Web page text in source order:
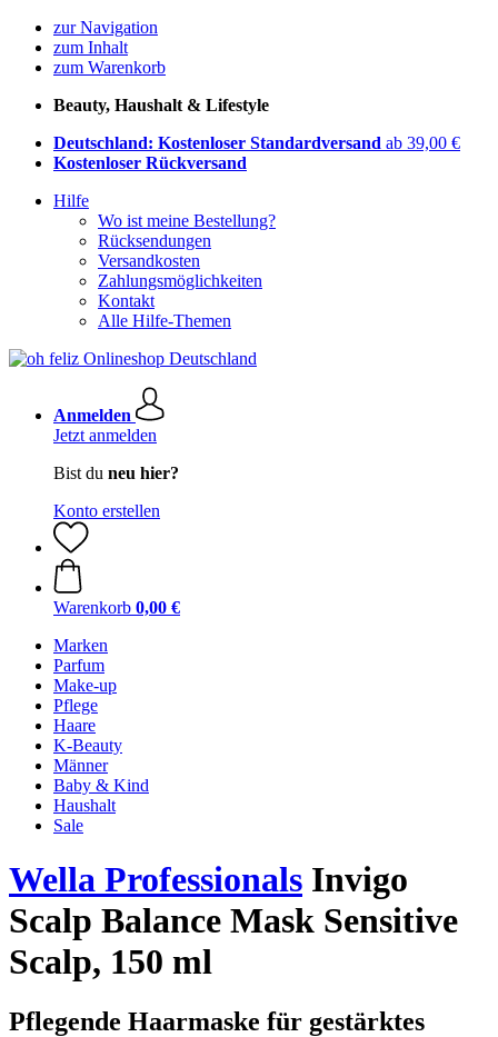
zur Navigation
zum Inhalt
zum Warenkorb
Beauty, Haushalt & Lifestyle
Deutschland: Kostenloser Standardversand ab 39,00 €
Kostenloser Rückversand
Hilfe
Wo ist meine Bestellung?
Rücksendungen
Versandkosten
Zahlungsmöglichkeiten
Kontakt
Alle Hilfe-Themen
Anmelden
Jetzt anmelden
Bist du neu hier?
Konto erstellen
Warenkorb 0,00 €
Marken
Parfum
Make-up
Pflege
Haare
K-Beauty
Männer
Baby & Kind
Haushalt
Sale
Wella Professionals Invigo
Scalp Balance Mask Sensitive
Scalp, 150 ml
Pflegende Haarmaske für gestärktes